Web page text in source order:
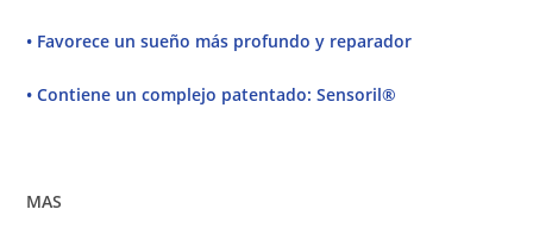
• Favorece un sueño más profundo y reparador
•Contiene un complejo patentado: Sensoril®
MAS